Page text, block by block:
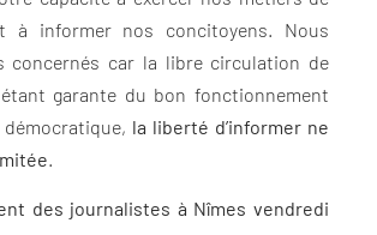
à informer nos concitoyens. Nous
concernés car la libre circulation de
étant garante du bon fonctionnement
démocratique, la liberté d’informer ne
des journalistes à Nîmes vendredi